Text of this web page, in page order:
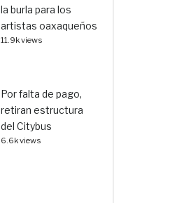
la burla para los
artistas oaxaqueños
11.9k views
Por falta de pago,
retiran estructura
del Citybus
6.6k views